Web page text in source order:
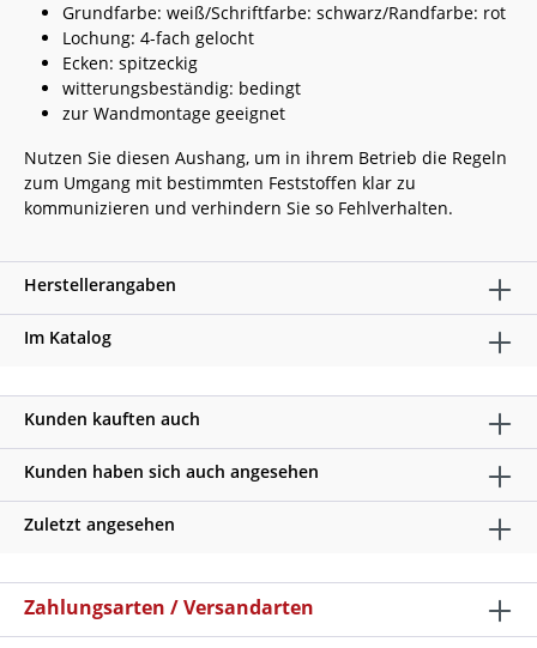
Grundfarbe: weiß/Schriftfarbe: schwarz/Randfarbe: rot
Lochung: 4-fach gelocht
Ecken: spitzeckig
witterungsbeständig: bedingt
zur Wandmontage geeignet
Nutzen Sie diesen Aushang, um in ihrem Betrieb die Regeln
zum Umgang mit bestimmten Feststoffen klar zu
kommunizieren und verhindern Sie so Fehlverhalten.
Herstellerangaben
Im Katalog
Kunden kauften auch
Kunden haben sich auch angesehen
Zuletzt angesehen
Zahlungsarten / Versandarten